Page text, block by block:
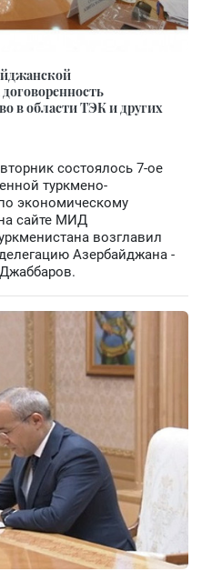
в области ТЭК и других
состоялось 7-ое
туркмено-
экономическому
сайте МИД
возглавил
Азербайджана -